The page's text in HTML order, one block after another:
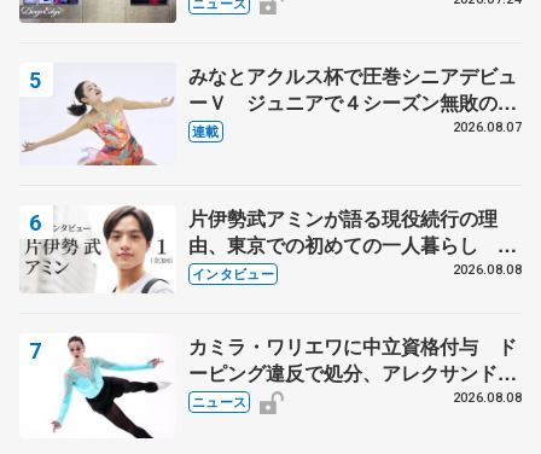
みなとアクルス杯で圧巻シニアデビュ
ーＶ ジュニアで４シーズン無敗の島
田麻央
連載 2026.08.07
片伊勢武アミンが語る現役続行の理
由、東京での初めての一人暮らし 注
目スケーターの「今」に迫る
インタビュー 2026.08.08
カミラ・ワリエワに中立資格付与 ド
ーピング違反で処分、アレクサンド
ラ・イグナトワも
ニュース 2026.08.08